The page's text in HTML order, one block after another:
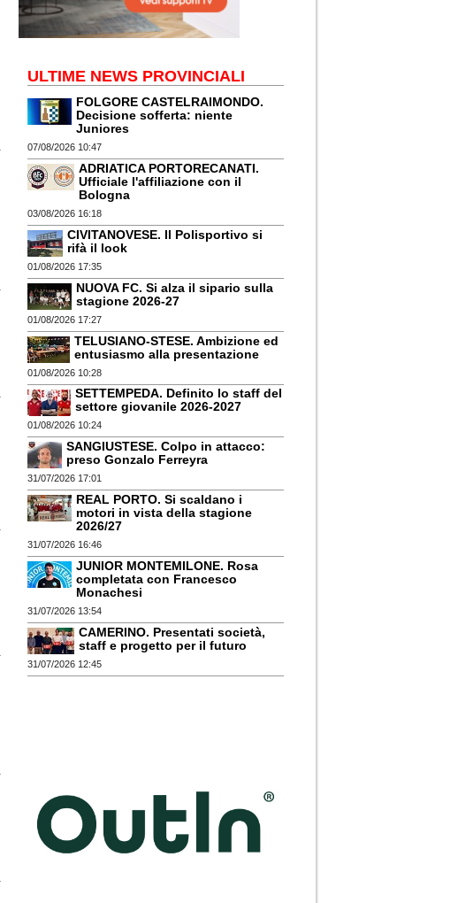
ULTIME NEWS PROVINCIALI
FOLGORE CASTELRAIMONDO.
Decisione sofferta: niente
Juniores
07/08/2026 10:47
ADRIATICA PORTORECANATI.
Ufficiale l'affiliazione con il
Bologna
03/08/2026 16:18
CIVITANOVESE. Il Polisportivo si
rifà il look
01/08/2026 17:35
NUOVA FC. Si alza il sipario sulla
stagione 2026-27
01/08/2026 17:27
TELUSIANO-STESE. Ambizione ed
entusiasmo alla presentazione
01/08/2026 10:28
SETTEMPEDA. Definito lo staff del
settore giovanile 2026-2027
01/08/2026 10:24
SANGIUSTESE. Colpo in attacco:
preso Gonzalo Ferreyra
31/07/2026 17:01
REAL PORTO. Si scaldano i
motori in vista della stagione
2026/27
31/07/2026 16:46
JUNIOR MONTEMILONE. Rosa
completata con Francesco
Monachesi
31/07/2026 13:54
CAMERINO. Presentati società,
staff e progetto per il futuro
31/07/2026 12:45